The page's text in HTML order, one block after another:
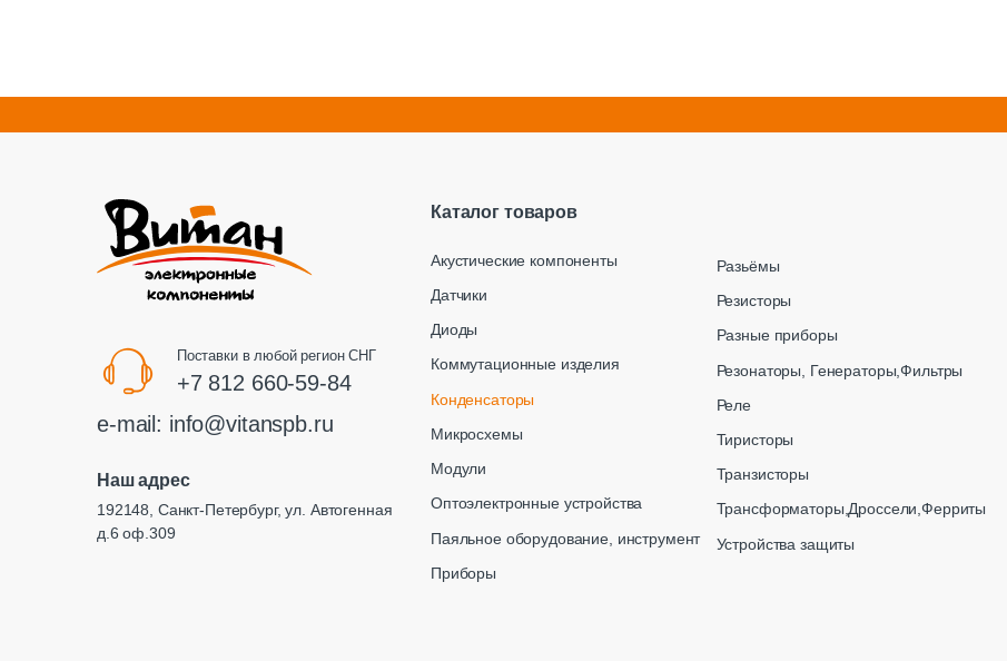
Поставки в любой регион СНГ
+7 812 660-59-84
e-mail: info@vitanspb.ru
Наш адрес
192148, Санкт-Петербург, ул. Автогенная
д.6 оф.309
Каталог товаров
Акустические компоненты
Датчики
Диоды
Коммутационные изделия
Конденсаторы
Микросхемы
Модули
Оптоэлектронные устройства
Паяльное оборудование, инструмент
Приборы
Разьёмы
Резисторы
Разные приборы
Резонаторы, Генераторы,Фильтры
Реле
Тиристоры
Транзисторы
Трансформаторы,Дроссели,Ферриты
Устройства защиты